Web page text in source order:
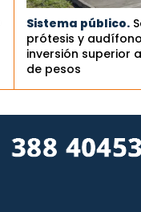
Sistema público.
prótesis y
inversión superior
de pesos